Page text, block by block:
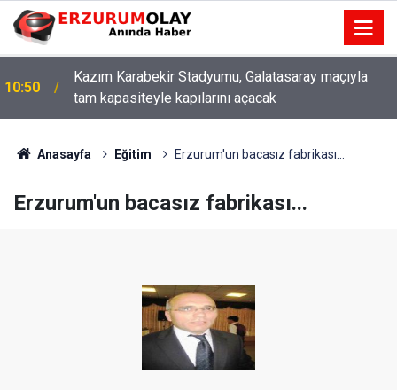
10:50
Kazım Karabekir Stadyumu, Galatasaray maçıyla
tam kapasiteyle kapılarını açacak
Anasayfa Eğitim Erzurum'un bacasız fabrikası...
Erzurum'un bacasız fabrikası...